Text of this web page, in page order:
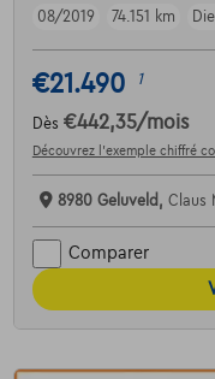
08/2019
74.151 km
€21.490 1
Dès €442,35/mois
Découvrez l’exemple chiffré
8980 Geluveld, Claus
Comparer